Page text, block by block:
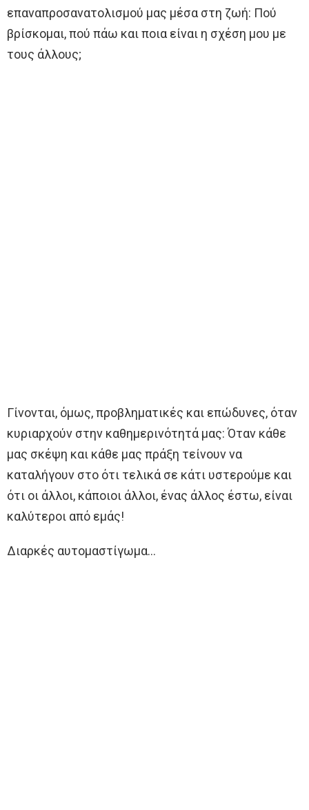
επαναπροσανατολισμού μας μέσα στη ζωή: Πού
βρίσκομαι, πού πάω και ποια είναι η σχέση μου με
τους άλλους;
Γίνονται, όμως, προβληματικές και επώδυνες, όταν
κυριαρχούν στην καθημερινότητά μας: Όταν κάθε
μας σκέψη και κάθε μας πράξη τείνουν να
καταλήγουν στο ότι τελικά σε κάτι υστερούμε και
ότι οι άλλοι, κάποιοι άλλοι, ένας άλλος έστω, είναι
καλύτεροι από εμάς!
Διαρκές αυτομαστίγωμα…